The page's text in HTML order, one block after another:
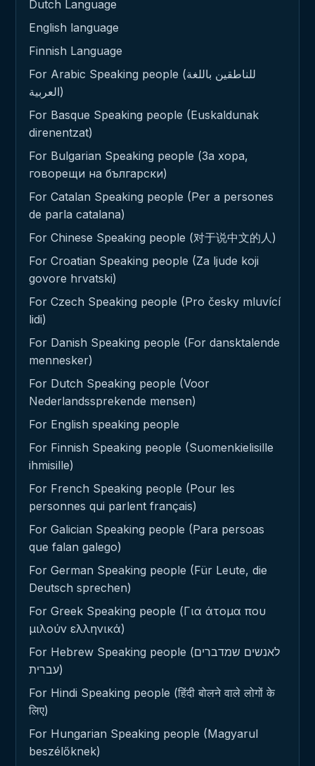
Dutch Language
English language
Finnish Language
For Arabic Speaking people (للناطقين باللغة
العربية)
For Basque Speaking people (Euskaldunak
direnentzat)
For Bulgarian Speaking people (За хора,
говорещи на български)
For Catalan Speaking people (Per a persones
de parla catalana)
For Chinese Speaking people (对于说中文的人)
For Croatian Speaking people (Za ljude koji
govore hrvatski)
For Czech Speaking people (Pro česky mluvící
lidi)
For Danish Speaking people (For dansktalende
mennesker)
For Dutch Speaking people (Voor
Nederlandssprekende mensen)
For English speaking people
For Finnish Speaking people (Suomenkielisille
ihmisille)
For French Speaking people (Pour les
personnes qui parlent français)
For Galician Speaking people (Para persoas
que falan galego)
For German Speaking people (Für Leute, die
Deutsch sprechen)
For Greek Speaking people (Για άτομα που
μιλούν ελληνικά)
For Hebrew Speaking people (לאנשים שמדברים
עברית)
For Hindi Speaking people (हिंदी बोलने वाले लोगों के
लिए)
For Hungarian Speaking people (Magyarul
beszélőknek)